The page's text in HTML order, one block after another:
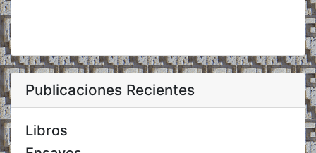
Publicaciones Recientes
Libros